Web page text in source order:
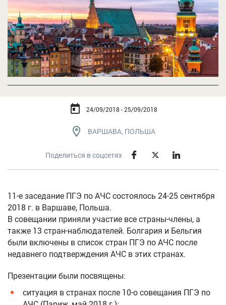
24/09/2018 - 25/09/2018
ВАРШАВА, ПОЛЬША
Поделиться в соцсетях
11-е заседание ПГЭ по АЧС состоялось 24-25 сентября
2018 г. в Варшаве, Польша.
В совещании приняли участие все страны-члены, а
также 13 стран-наблюдателей. Болгария и Бельгия
были включены в список стран ПГЭ по АЧС после
недавнего подтверждения АЧС в этих странах.
Презентации были посвящены:
ситуация в странах после 10-о совещания ПГЭ по